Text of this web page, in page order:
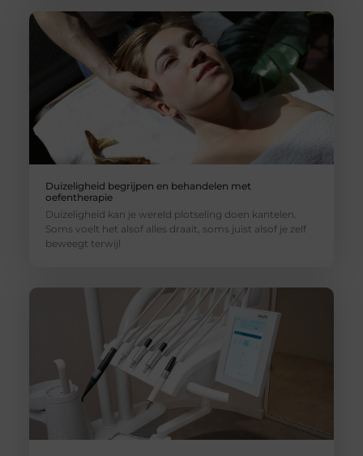
Duizeligheid begrijpen en behandelen met
oefentherapie
Duizeligheid kan je wereld plotseling doen kantelen.
Soms voelt het alsof alles draait, soms juist alsof je zelf
beweegt terwijl